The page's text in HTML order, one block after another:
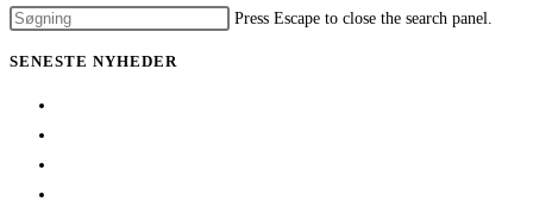
Press Escape to close the search panel.
SENESTE NYHEDER